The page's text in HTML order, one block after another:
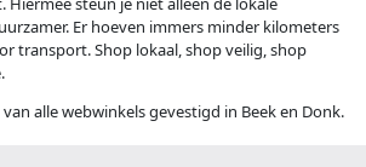
Er hoeven immers minder kilometers
transport. Shop lokaal, shop veilig, shop
alle webwinkels gevestigd in Beek en Donk.